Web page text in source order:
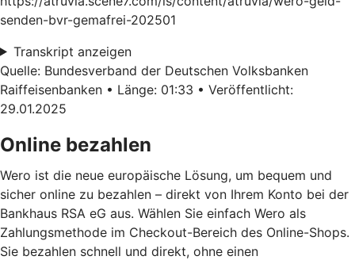
senden-bvr-gemafrei-202501
Transkript anzeigen
Quelle: Bundesverband der Deutschen Volksbanken
Raiffeisenbanken • Länge: 01:33 • Veröffentlicht:
29.01.2025
Online bezahlen
Wero ist die neue europäische Lösung, um bequem und
sicher online zu bezahlen – direkt von Ihrem Konto bei der
Bankhaus RSA eG aus. Wählen Sie einfach Wero als
Zahlungsmethode im Checkout-Bereich des Online-Shops.
Sie bezahlen schnell und direkt, ohne einen